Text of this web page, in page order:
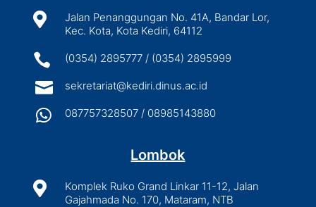

Jalan Penanggungan No. 41A, Bandar Lor,
Kec. Kota, Kota Kediri, 64112
 (0354) 2895777 / (0354) 2895999
 sekretariat@kediri.dinus.ac.id
 087757328507 / 08985143880
Lombok

Komplek Ruko Grand Linkar 11-12, Jalan
Gajahmada No. 170, Mataram, NTB